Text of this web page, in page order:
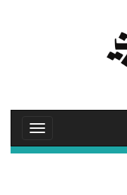
Toggle